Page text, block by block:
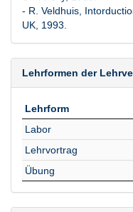
- R. Veldhuis,
UK, 1993.
Lehrformen der
Lehrform
Lehrform
Labor
Lehrvortrag
Übung